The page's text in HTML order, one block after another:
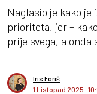
Naglasio je kako je
prioriteta, jer –
prije svega, a onda
Iris Foriš
1 Listopad 2025 I